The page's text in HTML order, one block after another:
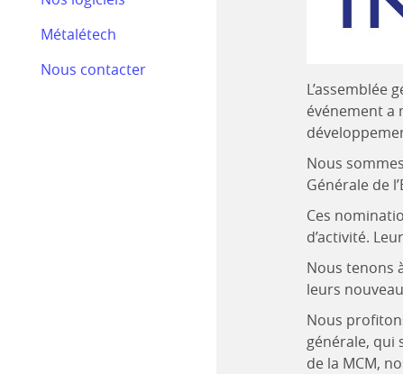
Métalétech
Nous contacter
L’assemblée
événement a
Nous
Générale de
Ces
d’activité.
Nous tenons
leurs
Nous
générale, qui
de la MCM,